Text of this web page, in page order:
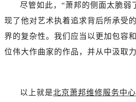
尽管如此，“萧邦的侧面太脆弱
现了他对艺术执着追求背后所承受
界的复杂性。我们应当以更加包容
位伟大作曲家的作品，并从中汲取力
以上就是北京萧邦维修服务中心